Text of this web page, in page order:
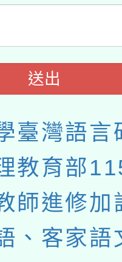
送出
臺灣語言
教育部
師進修
、客家語